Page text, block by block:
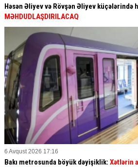
Həsən Əliyev və Rövşən Əliyev küçələrində
MƏHDUDLAŞDIRILACAQ
6 Avqust 2026 17:16
Bakı metrosunda böyük dəyişiklik: Xətlərin